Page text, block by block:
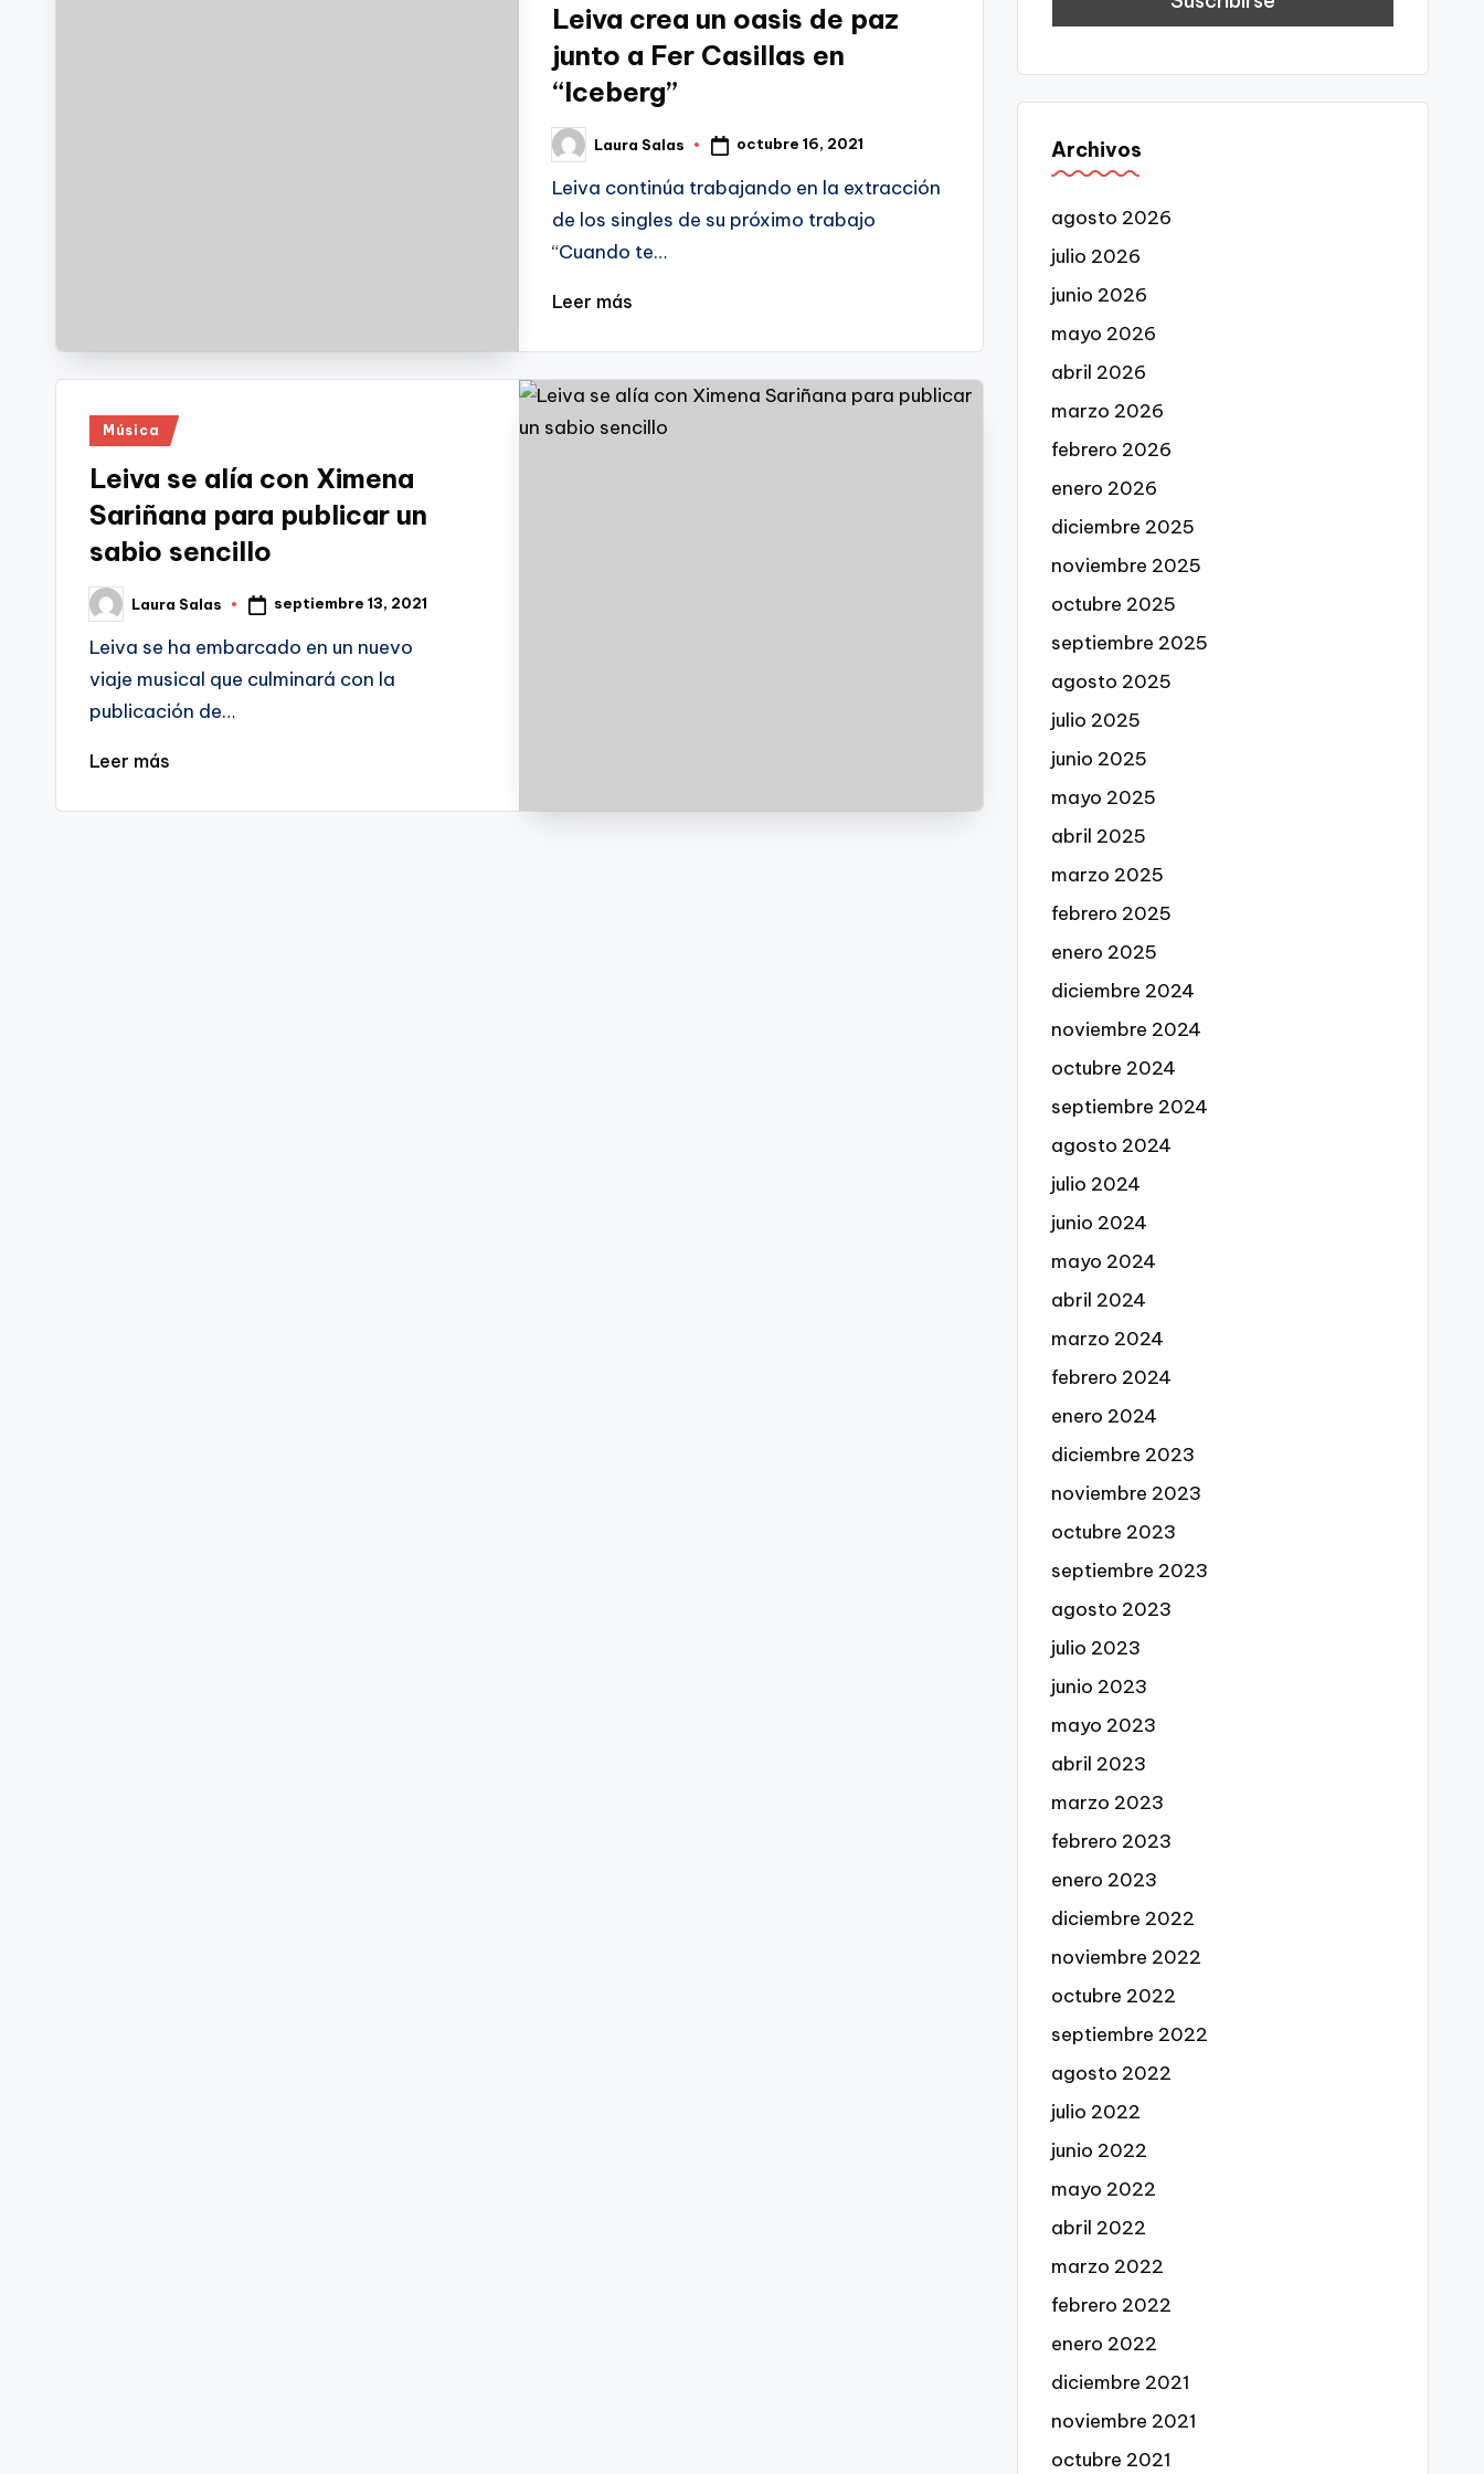
Leiva crea un oasis de paz
junto a Fer Casillas en
“Iceberg”
Publicado
por
Laura Salas octubre 16, 2021
Leiva continúa trabajando en la extracción
de los singles de su próximo trabajo
“Cuando te…
Leer más
Publicado
Música
Leiva se alía con Ximena
Sariñana para publicar un
sabio sencillo
Publicado
por
Laura Salas septiembre 13, 2021
Leiva se ha embarcado en un nuevo
viaje musical que culminará con la
publicación de…
Leer más
Archivos
agosto 2026
julio 2026
junio 2026
mayo 2026
abril 2026
marzo 2026
febrero 2026
enero 2026
diciembre 2025
noviembre 2025
octubre 2025
septiembre 2025
agosto 2025
julio 2025
junio 2025
mayo 2025
abril 2025
marzo 2025
febrero 2025
enero 2025
diciembre 2024
noviembre 2024
octubre 2024
septiembre 2024
agosto 2024
julio 2024
junio 2024
mayo 2024
abril 2024
marzo 2024
febrero 2024
enero 2024
diciembre 2023
noviembre 2023
octubre 2023
septiembre 2023
agosto 2023
julio 2023
junio 2023
mayo 2023
abril 2023
marzo 2023
febrero 2023
enero 2023
diciembre 2022
noviembre 2022
octubre 2022
septiembre 2022
agosto 2022
julio 2022
junio 2022
mayo 2022
abril 2022
marzo 2022
febrero 2022
enero 2022
diciembre 2021
noviembre 2021
octubre 2021